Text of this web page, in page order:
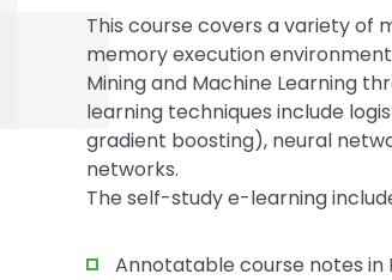
This course covers a variety of
memory execution
Mining and Machine Learning
learning techniques include
gradient boosting), neural
networks.
The self-study e-learning
Annotatable course notes in